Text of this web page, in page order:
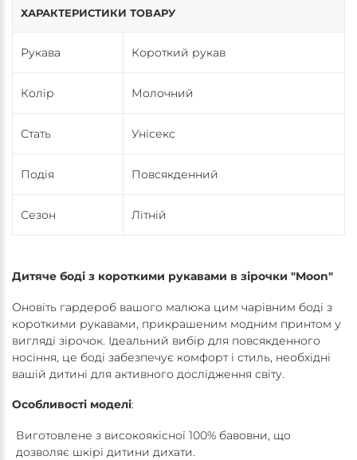
ХАРАКТЕРИСТИКИ ТОВАРУ
Рукава Короткий рукав
Колір Молочний
Стать Унісекс
Подія Повсякденний
Сезон Літній
Дитяче боді з короткими рукавами в зірочки "Moon"
Оновіть гардероб вашого малюка цим чарівним боді з
короткими рукавами, прикрашеним модним принтом у
вигляді зірочок. Ідеальний вибір для повсякденного
носіння, це боді забезпечує комфорт і стиль, необхідні
вашій дитині для активного дослідження світу.
Особливості моделі:
Виготовлене з високоякісної 100% бавовни, що
дозволяє шкірі дитини дихати.